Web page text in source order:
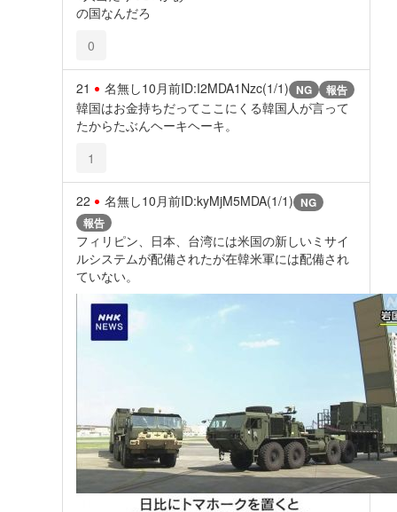
の国なんだろ
0
21 名無し10月前ID:I2MDA1Nzc(1/1) NG 報告
韓国はお金持ちだってここにくる韓国人が言って
たからたぶんヘーキヘーキ。
1
22 名無し10月前ID:kyMjM5MDA(1/1) NG
報告
フィリピン、日本、台湾には米国の新しいミサイ
ルシステムが配備されたが在韓米軍には配備され
ていない。